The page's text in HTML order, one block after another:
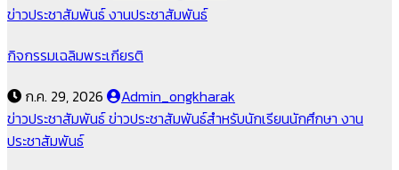
ข่าวประชาสัมพันธ์งานประชาสัมพันธ์
กิจกรรมเฉลิมพระเกียรติ
ก.ค. 29, 2026
Admin_ongkharak
ข่าวประชาสัมพันธ์ข่าวประชาสัมพันธ์สำหรับนักเรียนนักศึกษา งาน
ประชาสัมพันธ์